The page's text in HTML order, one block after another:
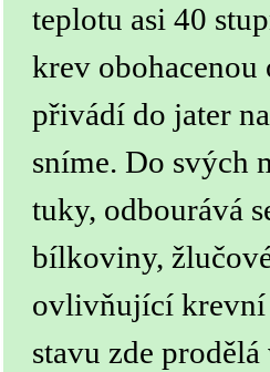
teplotu asi 40
krev
přivádí do jater
sníme. Do svých
tuky, odbourává
bílkoviny,
ovlivňující krevní
stavu zde